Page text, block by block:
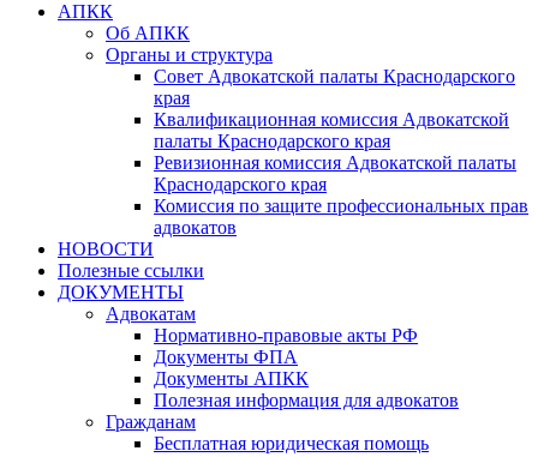
АПКК
Об АПКК
Органы и структура
Совет Адвокатской палаты Краснодарского
края
Квалификационная комиссия Адвокатской
палаты Краснодарского края
Ревизионная комиссия Адвокатской палаты
Краснодарского края
Комиссия по защите профессиональных прав
адвокатов
НОВОСТИ
Полезные ссылки
ДОКУМЕНТЫ
Адвокатам
Нормативно-правовые акты РФ
Документы ФПА
Документы АПКК
Полезная информация для адвокатов
Гражданам
Бесплатная юридическая помощь